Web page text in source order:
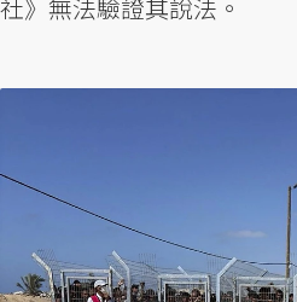
社》無法驗證其說法。